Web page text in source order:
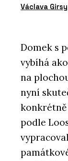
Václava
Domek s
vybíhá
na
nyní
konkrétně
podle